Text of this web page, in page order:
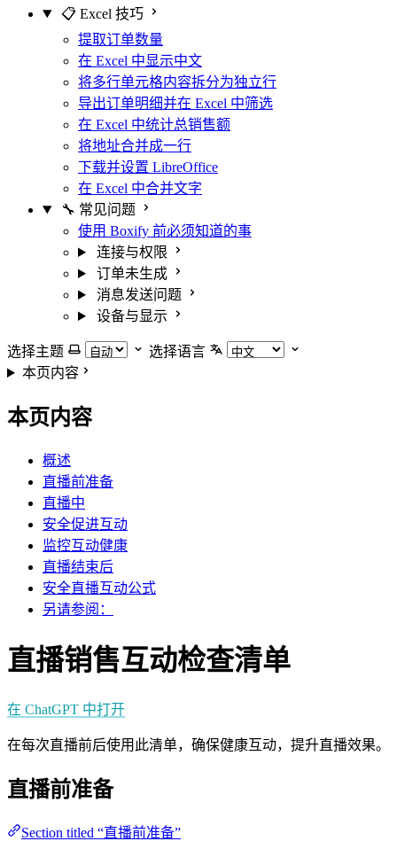
📋 Excel 技巧
提取订单数量
在 Excel 中显示中文
将多行单元格内容拆分为独立行
导出订单明细并在 Excel 中筛选
在 Excel 中统计总销售额
将地址合并成一行
下载并设置 LibreOffice
在 Excel 中合并文字
🔧 常见问题
使用 Boxify 前必须知道的事
连接与权限
订单未生成
消息发送问题
设备与显示
选择主题
选择语言
本页内容
本页内容
概述
直播前准备
直播中
安全促进互动
监控互动健康
直播结束后
安全直播互动公式
另请参阅：
直播销售互动检查清单
在 ChatGPT 中打开
在每次直播前后使用此清单，确保健康互动，提升直播效果。
直播前准备
Section titled “直播前准备”